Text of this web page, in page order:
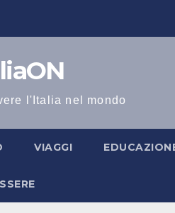
l'Italia nel mondo
VIAGGI